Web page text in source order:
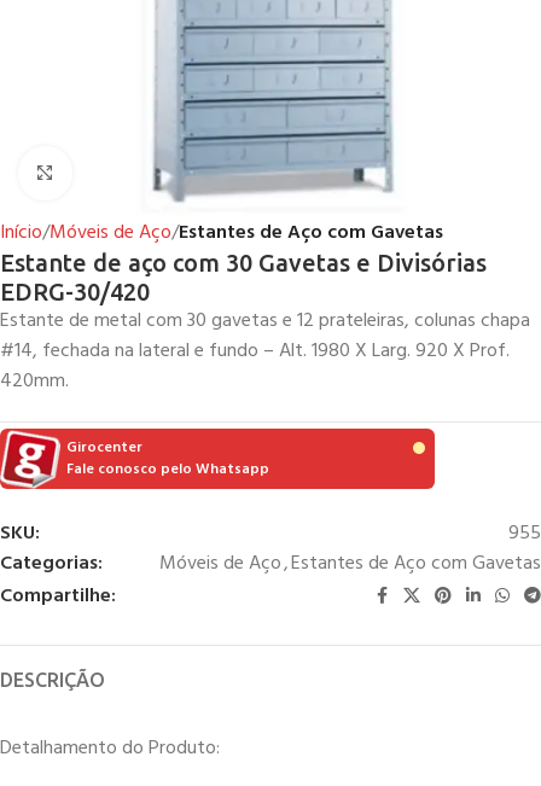
Clique para ampliar
Início Móveis de Aço Estantes de Aço com Gavetas
Estante de aço com 30 Gavetas e Divisórias
EDRG-30/420
Estante de metal com 30 gavetas e 12 prateleiras, colunas chapa
#14, fechada na lateral e fundo – Alt. 1980 X Larg. 920 X Prof.
420mm.
Girocenter
Fale conosco pelo Whatsapp
SKU:
955
Categorias:
Móveis de Aço,Estantes de Aço com Gavetas
Compartilhe:
DESCRIÇÃO
Detalhamento do Produto: